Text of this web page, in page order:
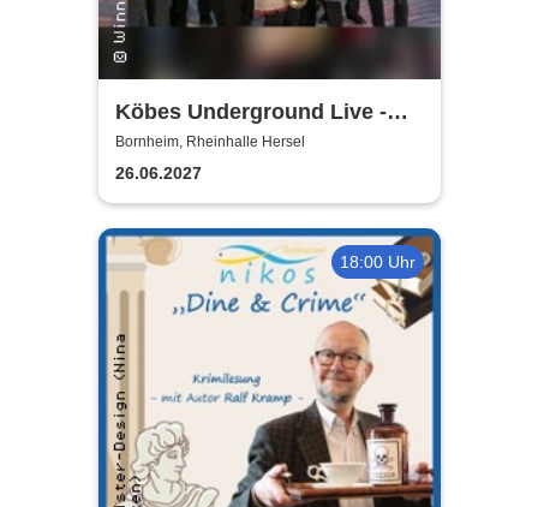
Köbes Underground Live -
Hausband der Kölner
Stunksitzung
Bornheim, Rheinhalle Hersel
26.06.2027
18:00 Uhr